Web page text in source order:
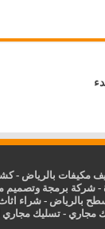
مكيفات بالرياض -
-شركة برمجة وتصميم
بالرياض -شراء
مجاري -تسليك مجاري